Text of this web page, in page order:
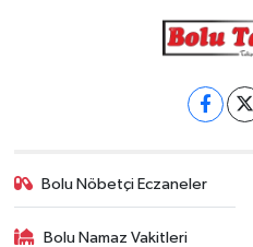
Bolu Nöbetçi Eczaneler
Bolu Namaz Vakitleri